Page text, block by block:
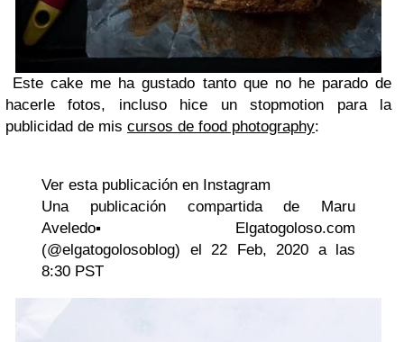
Este cake me ha gustado tanto que no he parado de
hacerle fotos, incluso hice un stopmotion para la
publicidad de mis cursos de food photography:
Ver esta publicación en Instagram
Una publicación compartida de Maru
Aveledo▪️Elgatogoloso.com
(@elgatogolosoblog) el 22 Feb, 2020 a las
8:30 PST